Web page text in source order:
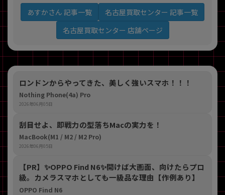
あすかさん 記事一覧 名古屋買取センター 記事一覧
名古屋買取センター 店舗ページ
ロンドンからやってきた、美しく強いスマホ！！！
Nothing Phone(4a) Pro
2026年06月05日
刮目せよ、即戦力の型落ちMacの実力を！
MacBook(M1 / M2 / M2 Pro)
2026年06月05日
【PR】​✨OPPO Find N6✨開けば大画面、向けたらプロ
級。カメラスマホとしても一級品な理由【作例あり】
OPPO Find N6